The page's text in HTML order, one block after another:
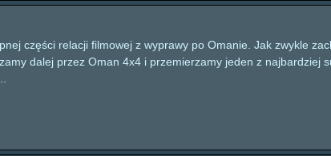
części relacji filmowej z wyprawy po Omanie. Jak zwykle
dalej przez Oman 4x4 i przemierzamy jeden z najbardziej